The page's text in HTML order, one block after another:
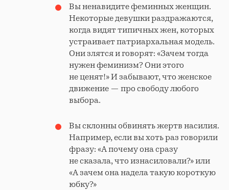
Вы ненавидите феминных женщин.
Некоторые девушки раздражаются,
когда видят типичных жен, которых
устраивает патриархальная модель.
Они злятся и говорят: «Зачем тогда
нужен феминизм? Они этого
не ценят!» И забывают, что женское
движение — про свободу любого
выбора.
Вы склонны обвинять жертв насилия.
Например, если вы хоть раз говорили
фразу: «А почему она сразу
не сказала, что изнасиловали?» или
«А зачем она надела такую короткую
юбку?»